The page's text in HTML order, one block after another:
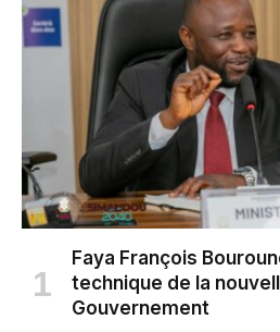
Faya François
technique de la
Gouvernement